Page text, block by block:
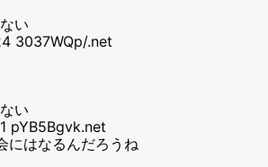
い
3037WQp/.net
い
pYB5Bgvk.net
にはなるんだろうね